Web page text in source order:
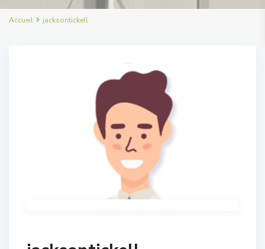
Accueil jacksontickell